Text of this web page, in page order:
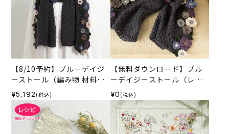
【8/10予約】ブルーデイジ
ーストール（編み物 材料セ
ット）
¥5,192 (税込)
【無料ダウンロード】ブル
ーデイジーストール（レシ
ピ）
¥0 (税込)